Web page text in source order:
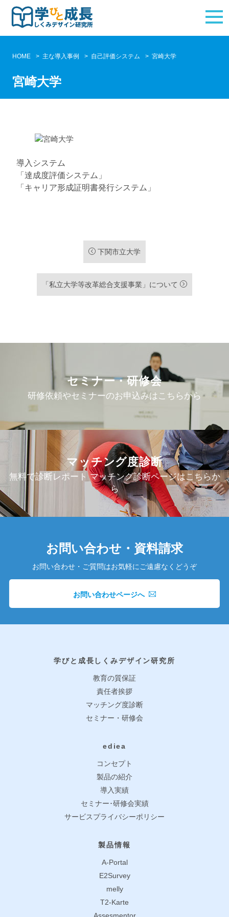
HOME 主な導入事例 自己評価システム 宮崎大学
宮崎大学
導入システム
「達成度評価システム」
「キャリア形成証明書発行システム」
下関市立大学
「私立大学等改革総合支援事業」について
セミナー・研修会
研修依頼やセミナーのお申込みはこちらから
マッチング度診断
無料で診断レポート マッチング診断ページはこちらか
ら
お問い合わせ・資料請求
お問い合わせ・ご質問はお気軽にご遠慮なくどうぞ
お問い合わせページへ
学びと成長しくみデザイン研究所
教育の質保証
責任者挨拶
マッチング度診断
セミナー・研修会
ediea
コンセプト
製品の紹介
導入実績
セミナー･研修会実績
サービスプライバシーポリシー
製品情報
A-Portal
E2Survey
melly
T2-Karte